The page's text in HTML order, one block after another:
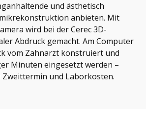
und ästhetisch
anbieten. Mit
wird bei der Cerec 3D-
Abdruck gemacht. Am Computer
vom Zahnarzt konstruiert und
Minuten eingesetzt werden –
und Laborkosten.